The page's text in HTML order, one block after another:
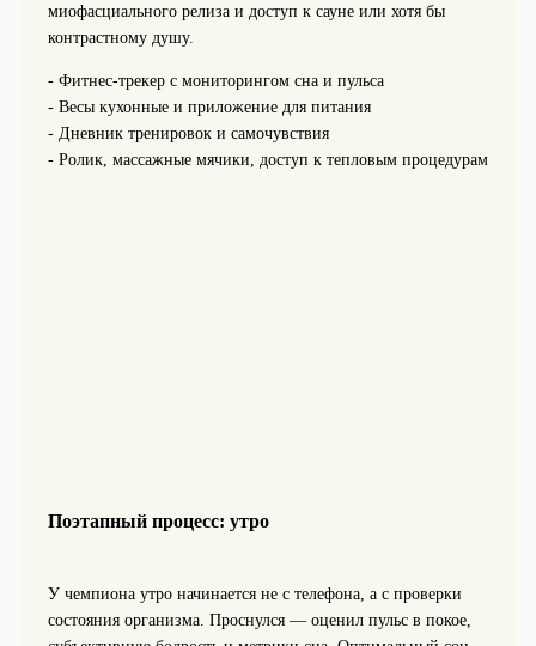
миофасциального релиза и доступ к сауне или хотя бы
контрастному душу.
- Фитнес‑трекер с мониторингом сна и пульса
- Весы кухонные и приложение для питания
- Дневник тренировок и самочувствия
- Ролик, массажные мячики, доступ к тепловым процедурам
Поэтапный процесс: утро
У чемпиона утро начинается не с телефона, а с проверки
состояния организма. Проснулся — оценил пульс в покое,